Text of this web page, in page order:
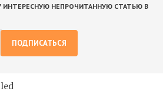
НЕПРОЧИТАННУЮ СТАТЬЮ В
ПОДПИСАТЬСЯ